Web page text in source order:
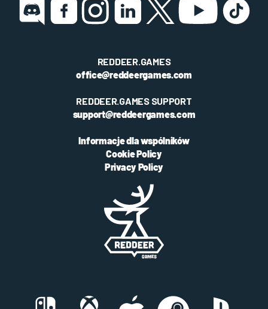
REDDEER.GAMES
office@reddeergames.com
REDDEER.GAMES SUPPORT
support@reddeergames.com
Informacje dla wspólników
Cookie Policy
Privacy Policy